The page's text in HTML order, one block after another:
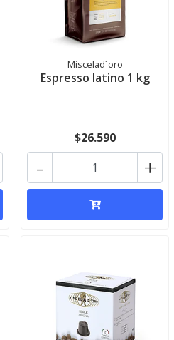
Miscelad´oro
Espresso latino 1 kg
$26.590
+
-